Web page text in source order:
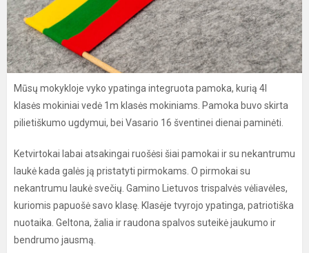
Mūsų mokykloje vyko ypatinga integruota pamoka, kurią 4l
klasės mokiniai vedė 1m klasės mokiniams. Pamoka buvo skirta
pilietiškumo ugdymui, bei Vasario 16 šventinei dienai paminėti.
Ketvirtokai labai atsakingai ruošėsi šiai pamokai ir su nekantrumu
laukė kada galės ją pristatyti pirmokams. O pirmokai su
nekantrumu laukė svečių. Gamino Lietuvos trispalvės vėliavėles,
kuriomis papuošė savo klasę. Klasėje tvyrojo ypatinga, patriotiška
nuotaika. Geltona, žalia ir raudona spalvos suteikė jaukumo ir
bendrumo jausmą.